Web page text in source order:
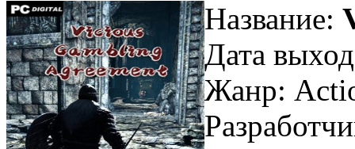
Название:
Дата
Жанр: